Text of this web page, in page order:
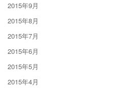
2015年9月
2015年8月
2015年7月
2015年6月
2015年5月
2015年4月